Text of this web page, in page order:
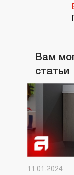
Вам
статьи
11.01.2024